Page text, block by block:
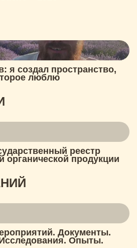
я создал пространство,
люблю
реестр
органической продукции
Документы.
Опыты.